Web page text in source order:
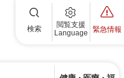
検索
閲覧支援
Language
緊急情報